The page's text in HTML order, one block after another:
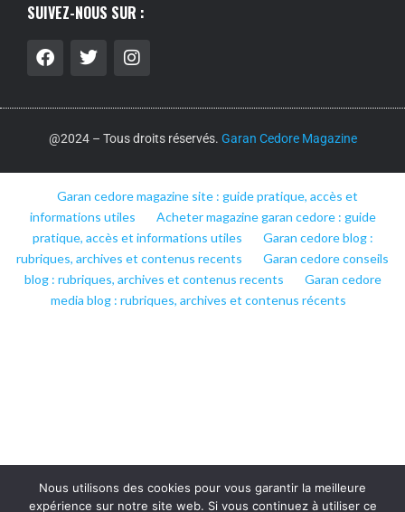
SUIVEZ-NOUS SUR :
@2024 – Tous droits réservés. Garan Cedore Magazine
Garan cedore magazine site : guide pratique, accès et
informations utiles
Acheter magazine garan cedore : guide
pratique, accès et informations utiles
Garan cedore blog :
rubriques, archives et contenus recents
Garan cedore conseils
blog : rubriques, archives et contenus recents
Garan cedore
media blog : rubriques, archives et contenus récents
Nous utilisons des cookies pour vous garantir la meilleure
expérience sur notre site web. Si vous continuez à utiliser ce